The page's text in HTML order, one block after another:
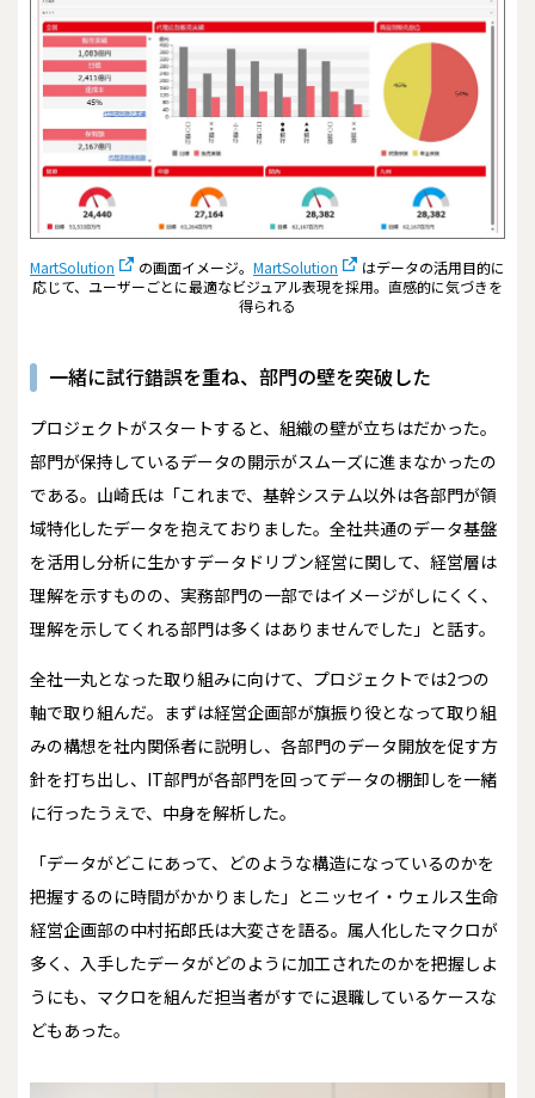
MartSolution の画面イメージ。 MartSolution
はデータの活用目的に
応じて、ユーザーごとに最適なビジュアル表現を採用。直感的に気づきを
得られる
一緒に試行錯誤を重ね、部門の壁を突破した
プロジェクトがスタートすると、組織の壁が立ちはだかった。
部門が保持しているデータの開示がスムーズに進まなかったの
である。山崎氏は「これまで、基幹システム以外は各部門が領
域特化したデータを抱えておりました。全社共通のデータ基盤
を活用し分析に生かすデータドリブン経営に関して、経営層は
理解を示すものの、実務部門の一部ではイメージがしにくく、
理解を示してくれる部門は多くはありませんでした」と話す。
全社一丸となった取り組みに向けて、プロジェクトでは2つの
軸で取り組んだ。まずは経営企画部が旗振り役となって取り組
みの構想を社内関係者に説明し、各部門のデータ開放を促す方
針を打ち出し、IT部門が各部門を回ってデータの棚卸しを一緒
に行ったうえで、中身を解析した。
「データがどこにあって、どのような構造になっているのかを
把握するのに時間がかかりました」とニッセイ・ウェルス生命
経営企画部の中村拓郎氏は大変さを語る。属人化したマクロが
多く、入手したデータがどのように加工されたのかを把握しよ
うにも、マクロを組んだ担当者がすでに退職しているケースな
どもあった。